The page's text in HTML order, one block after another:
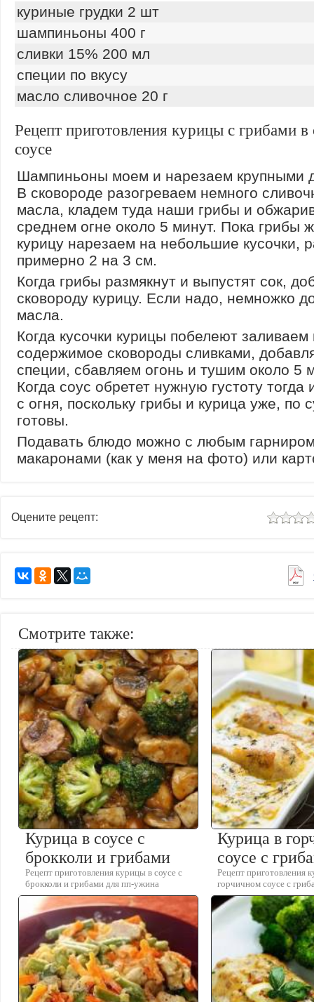
куриные грудки 2 шт
шампиньоны 400 г
сливки 15% 200 мл
специи по вкусу
масло сливочное 20 г
Рецепт приготовления курицы с грибами
соусе
Шампиньоны моем и нарезаем крупными
В сковороде разогреваем немного
масла, кладем туда наши грибы и
среднем огне около 5 минут. Пока грибы
курицу нарезаем на небольшие кусочки,
примерно 2 на 3 см.
Когда грибы размякнут и выпустят сок,
сковороду курицу. Если надо, немножко
масла.
Когда кусочки курицы побелеют заливаем
содержимое сковороды сливками,
специи, сбавляем огонь и тушим около 5
Когда соус обретет нужную густоту
с огня, поскольку грибы и курица уже, по
готовы.
Подавать блюдо можно с любым
макаронами (как у меня на фото) или
Оцените рецепт:
Смотрите также:
Курица в соусе с
брокколи и грибами
Рецепт приготовления курицы в соусе с
брокколи и грибами для пп-ужина
Курица в
соусе с
Рецепт приготовления
горчичном соусе с